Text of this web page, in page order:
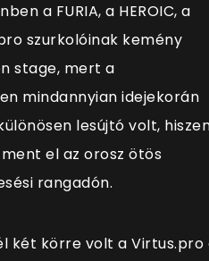
a FURIA, a HEROIC, a
szurkolóinak kemény
stage, mert a
mindannyian idejekorán
lesújtó volt,
el az orosz ötös
rangadón.
két körre volt a Virtus.pro